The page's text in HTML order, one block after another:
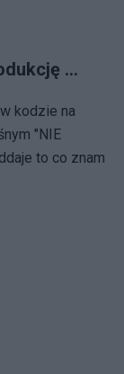
...
kodzie na
"NIE
to co znam